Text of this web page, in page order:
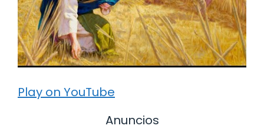
Play on YouTube
Anuncios